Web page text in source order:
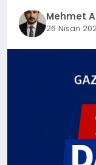
EĞITIM Mehmet
26 Nisan